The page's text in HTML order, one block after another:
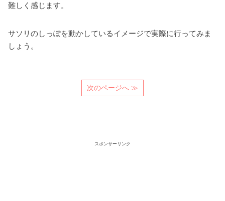
難しく感じます。
サソリのしっぽを動かしているイメージで実際に行ってみま
しょう。
次のページへ ≫
スポンサーリンク